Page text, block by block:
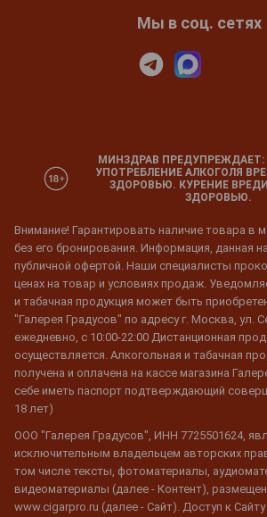
Мы в соц. сетях
МИНЗДРАВ ПРЕДУПРЕЖДАЕТ:
УПОТРЕБЛЕНИЕ АЛКОГОЛЯ
ЗДОРОВЬЮ. КУРЕНИЕ
ЗДОРОВЬЮ.
Внимание! Гарантировать наличие товара в
без его бронирования. Информация, данная
публичной офертой. Наши специалисты
ценах на товар и условиях продаж.
и табачная продукция может быть
"Галерея Градусов" по адресу г. Москва, ул.
ежедневно, с 10:00-22:00 Дистанционная
осуществляется. Алкогольная и табачная
получена и оплачена на кассе магазина
себе иметь паспорт подтверждающий
18 лет)
ООО "Галерея Градусов", ИНН 7725501624,
исключительным владельцем авторских
том числе тексты, фотоматериалы,
видеоматериалы (далее - Контент),
www.cigarpro.ru (далее - Сайт). Доступ к